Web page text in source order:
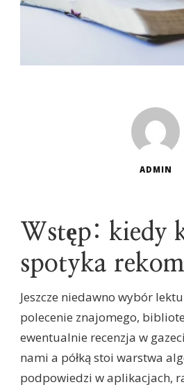
ADMIN
Wstęp: kiedy
spotyka
Jeszcze niedawno wybór
polecenie znajomego,
ewentualnie recenzja w
nami a półką stoi warstwa
podpowiedzi w aplikacjach,